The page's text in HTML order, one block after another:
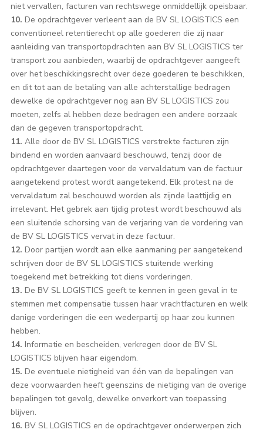
niet vervallen, facturen van rechtswege onmiddellijk opeisbaar.
10. De opdrachtgever verleent aan de BV SL LOGISTICS een
conventioneel retentierecht op alle goederen die zij naar
aanleiding van transportopdrachten aan BV SL LOGISTICS ter
transport zou aanbieden, waarbij de opdrachtgever aangeeft
over het beschikkingsrecht over deze goederen te beschikken,
en dit tot aan de betaling van alle achterstallige bedragen
dewelke de opdrachtgever nog aan BV SL LOGISTICS zou
moeten, zelfs al hebben deze bedragen een andere oorzaak
dan de gegeven transportopdracht.
11. Alle door de BV SL LOGISTICS verstrekte facturen zijn
bindend en worden aanvaard beschouwd, tenzij door de
opdrachtgever daartegen voor de vervaldatum van de factuur
aangetekend protest wordt aangetekend. Elk protest na de
vervaldatum zal beschouwd worden als zijnde laattijdig en
irrelevant. Het gebrek aan tijdig protest wordt beschouwd als
een sluitende schorsing van de verjaring van de vordering van
de BV SL LOGISTICS vervat in deze factuur.
12. Door partijen wordt aan elke aanmaning per aangetekend
schrijven door de BV SL LOGISTICS stuitende werking
toegekend met betrekking tot diens vorderingen.
13. De BV SL LOGISTICS geeft te kennen in geen geval in te
stemmen met compensatie tussen haar vrachtfacturen en welk
danige vorderingen die een wederpartij op haar zou kunnen
hebben.
14. Informatie en bescheiden, verkregen door de BV SL
LOGISTICS blijven haar eigendom.
15. De eventuele nietigheid van één van de bepalingen van
deze voorwaarden heeft geenszins de nietiging van de overige
bepalingen tot gevolg, dewelke onverkort van toepassing
blijven.
16. BV SL LOGISTICS en de opdrachtgever onderwerpen zich